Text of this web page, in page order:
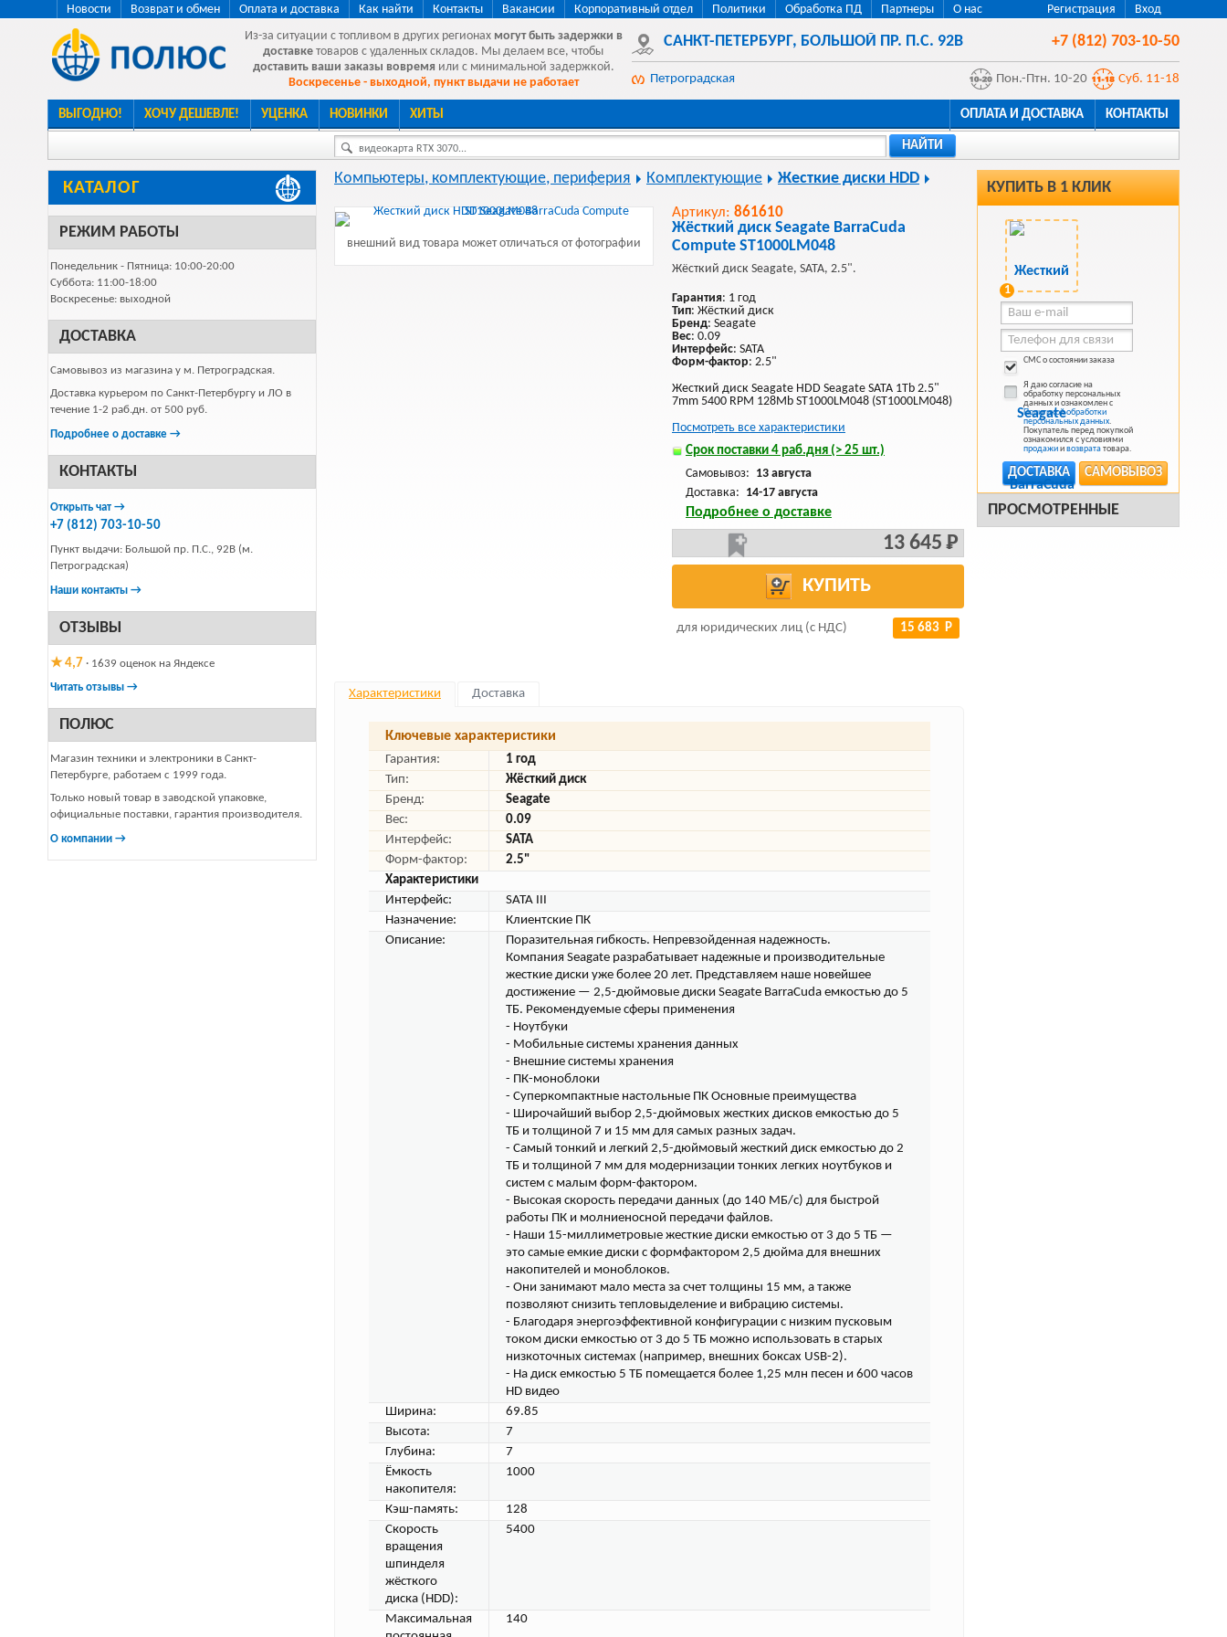
Регистрация Вход
Новости Возврат и обмен Оплата и доставка Как найти Контакты Вакансии Корпоративный отдел Политики Обработка ПД Партнеры
О нас
Из-за ситуации с топливом в других регионах могут быть задержки в
доставке товаров с удаленных складов. Мы делаем все, чтобы
доставить ваши заказы вовремя или с минимальной задержкой.
Воскресенье - выходной, пункт выдачи не работает
САНКТ-ПЕТЕРБУРГ, БОЛЬШОЙ ПР. П.С. 92В +7 (812) 703-10-50
Петроградская Пон.-Птн. 10-20 Суб. 11-18
ВЫГОДНО! ХОЧУ ДЕШЕВЛЕ! УЦЕНКА НОВИНКИ ХИТЫ ОПЛАТА И ДОСТАВКА КОНТАКТЫ
видеокарта RTX 3070... НАЙТИ
КАТАЛОГ
РЕЖИМ РАБОТЫ
Понедельник - Пятница: 10:00-20:00
Суббота: 11:00-18:00
Воскресенье: выходной
ДОСТАВКА
Самовывоз из магазина у м. Петроградская.
Доставка курьером по Санкт-Петербургу и ЛО в
течение 1-2 раб.дн. от 500 руб.
Подробнее о доставке →
КОНТАКТЫ
Открыть чат →
+7 (812) 703-10-50
Пункт выдачи: Большой пр. П.С., 92В (м.
Петроградская)
Наши контакты →
ОТЗЫВЫ
★ 4,7 · 1639 оценок на Яндексе
Читать отзывы →
ПОЛЮС
Магазин техники и электроники в Санкт-
Петербурге, работаем с 1999 года.
Только новый товар в заводской упаковке,
официальные поставки, гарантия производителя.
О компании →
КУПИТЬ В 1 КЛИК
1
СМС о состоянии заказа
Я даю согласие на
обработку персональных
данных и ознакомлен с
Политикой обработки
персональных данных.
Покупатель перед покупкой
ознакомился с условиями
продажиивозврататовара.
САМОВЫВОЗ
ДОСТАВКА
ПРОСМОТРЕННЫЕ
Компьютеры, комплектующие, периферия Комплектующие Жесткие диски HDD
внешний вид товара может отличаться от фотографии
Артикул: 861610
Жёсткий диск Seagate BarraCuda
Compute ST1000LM048
Жёсткий диск Seagate, SATA, 2.5".
Гарантия: 1 год
Тип: Жёсткий диск
Бренд: Seagate
Вес: 0.09
Интерфейс: SATA
Форм-фактор: 2.5"
Жесткий диск Seagate HDD Seagate SATA 1Tb 2.5"
7mm 5400 RPM 128Mb ST1000LM048 (ST1000LM048)
Посмотреть все характеристики
Срок поставки 4 раб.дня (> 25 шт.)
Самовывоз: 13 августа
Доставка: 14-17 августа
Подробнее о доставке
13 645 Р
КУПИТЬ
для юридических лиц (с НДС) 15 683 Р
Характеристики Доставка
Ключевые характеристики
Гарантия:
1 год
Тип:
Жёсткий диск
Бренд:
Seagate
Вес:
0.09
Интерфейс:
SATA
Форм-фактор:
2.5"
Характеристики
Интерфейс:
SATA III
Назначение:
Клиентские ПК
Описание:
Поразительная гибкость. Непревзойденная надежность.
Компания Seagate разрабатывает надежные и производительные
жесткие диски уже более 20 лет. Представляем наше новейшее
достижение — 2,5-дюймовые диски Seagate BarraCuda емкостью до 5
ТБ. Рекомендуемые сферы применения
- Ноутбуки
- Мобильные системы хранения данных
- Внешние системы хранения
- ПК-моноблоки
- Суперкомпактные настольные ПК Основные преимущества
- Широчайший выбор 2,5-дюймовых жестких дисков емкостью до 5
ТБ и толщиной 7 и 15 мм для самых разных задач.
- Самый тонкий и легкий 2,5-дюймовый жесткий диск емкостью до 2
ТБ и толщиной 7 мм для модернизации тонких легких ноутбуков и
систем с малым форм-фактором.
- Высокая скорость передачи данных (до 140 МБ/с) для быстрой
работы ПК и молниеносной передачи файлов.
- Наши 15-миллиметровые жесткие диски емкостью от 3 до 5 ТБ —
это самые емкие диски с формфактором 2,5 дюйма для внешних
накопителей и моноблоков.
- Они занимают мало места за счет толщины 15 мм, а также
позволяют снизить тепловыделение и вибрацию системы.
- Благодаря энергоэффективной конфигурации с низким пусковым
током диски емкостью от 3 до 5 ТБ можно использовать в старых
низкоточных системах (например, внешних боксах USB-2).
- На диск емкостью 5 ТБ помещается более 1,25 млн песен и 600 часов
HD видео
Ширина:
69.85
Высота:
7
Глубина:
7
Ёмкость
накопителя:
1000
Кэш-память:
128
Скорость
вращения
шпинделя
жёсткого
диска (HDD):
5400
Максимальная
140